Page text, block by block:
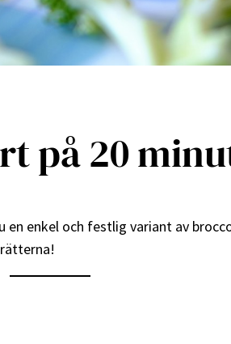
på 20
enkel och festlig variant av